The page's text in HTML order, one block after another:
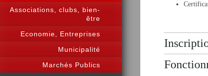
Associations, clubs, bien-
être
Economie, Entreprises
Municipalité
Marchés Publics